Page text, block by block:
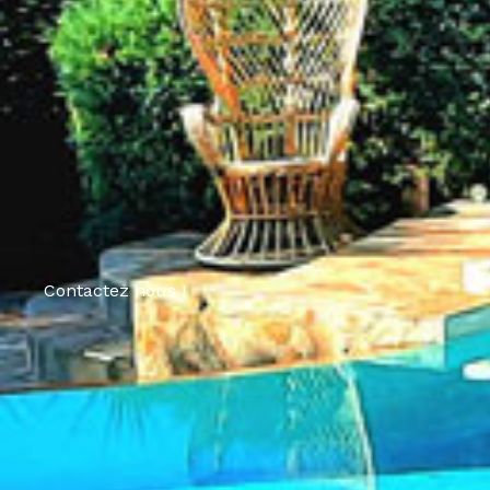
Contactez nous !